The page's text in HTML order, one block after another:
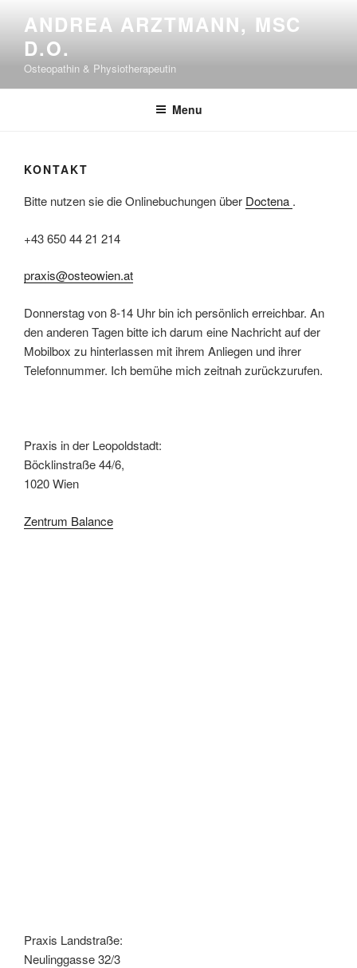
content
ANDREA ARZTMANN, MSC
D.O.
Osteopathin & Physiotherapeutin
Menu
KONTAKT
Bitte nutzen sie die Onlinebuchungen über Doctena .
+43 650 44 21 214
praxis@osteowien.at
Donnerstag von 8-14 Uhr bin ich persönlich erreichbar. An
den anderen Tagen bitte ich darum eine Nachricht auf der
Mobilbox zu hinterlassen mit ihrem Anliegen und ihrer
Telefonnummer. Ich bemühe mich zeitnah zurückzurufen.
Praxis in der Leopoldstadt:
Böcklinstraße 44/6,
1020 Wien
Zentrum Balance
Praxis Landstraße:
Neulinggasse 32/3